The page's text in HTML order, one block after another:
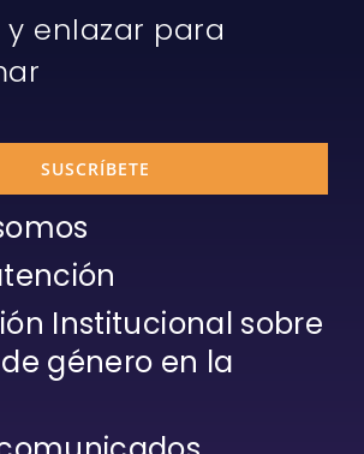
y enlazar para
SUSCRÍBETE
Institucional sobre
género en la